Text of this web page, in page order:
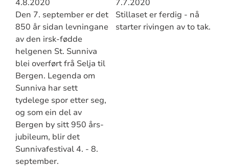
4.8.2020
Den 7. september er det
850 år sidan levningane
av den irsk-fødde
helgenen St. Sunniva
blei overført frå Selja til
Bergen. Legenda om
Sunniva har sett
tydelege spor etter seg,
og som ein del av
Bergen by sitt 950 års-
jubileum, blir det
Sunnivafestival 4. - 8.
september.
7.7.2020
Stillaset er ferdig - nå
starter rivingen av to tak.